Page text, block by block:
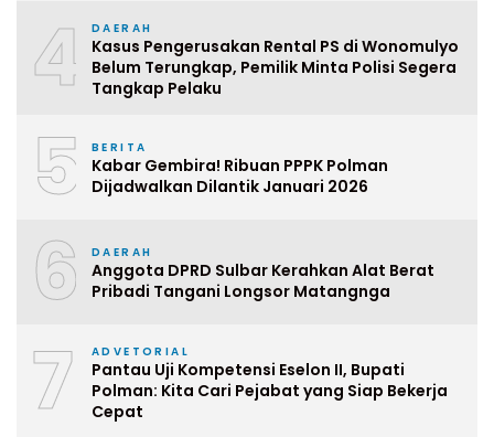
4 DAERAH
Kasus Pengerusakan Rental PS di Wonomulyo
Belum Terungkap, Pemilik Minta Polisi Segera
Tangkap Pelaku
5 BERITA
Kabar Gembira! Ribuan PPPK Polman
Dijadwalkan Dilantik Januari 2026
6 DAERAH
Anggota DPRD Sulbar Kerahkan Alat Berat
Pribadi Tangani Longsor Matangnga
7 ADVETORIAL
Pantau Uji Kompetensi Eselon II, Bupati
Polman: Kita Cari Pejabat yang Siap Bekerja
Cepat